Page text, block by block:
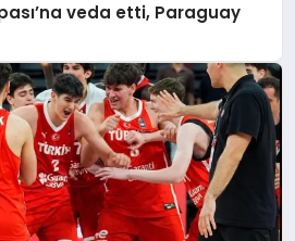
veda etti, Paraguay